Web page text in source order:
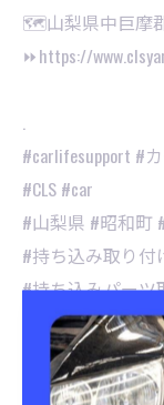
🗺山梨県中巨摩
⏩https://
#carlifesupport #
#CLS #car
#山梨県 #昭和町
#持ち込み取り付
#持ち込みパーツ
#持ち込みタイ
#車パーツ取付 #
#手洗い洗車 #撥